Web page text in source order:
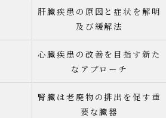
肝臓疾患の原因と症状を解明
及び緩解法
心臓疾患の改善を目指す新た
なアプローチ
腎臓は老廃物の排出を促す重
要な臓器